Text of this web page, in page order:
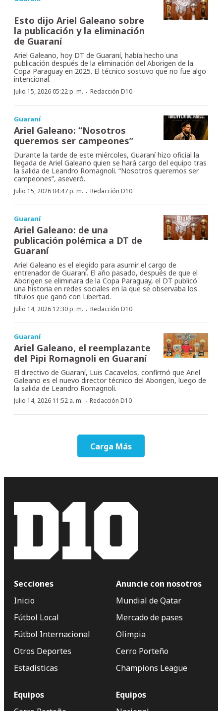
Esto dijo Ariel Galeano sobre
la publicación y la eliminación
de Guaraní
Ariel Galeano, hoy DT de Guaraní, había hecho una
publicación después de la eliminación del Aborigen de la
Copa Paraguay en 2025. El técnico sostuvo que no fue algo
intencional.
Julio 15, 2026 05:22 p. m. · Redacción D10
Guaraní
Ariel Galeano: “Nosotros
queremos ser campeones”
Durante la tarde de este miércoles, Guaraní hizo oficial la
llegada de Ariel Galeano quien se hará cargo del equipo tras
la salida de Leandro Romagnoli. “Nosotros queremos ser
campeones”, aseveró.
Julio 15, 2026 04:47 p. m. · Redacción D10
Guaraní
Ariel Galeano: de una
publicación polémica a DT de
Guaraní
Ariel Galeano es el elegido para asumir el cargo de
entrenador de Guaraní. El año pasado, después de que el
Aborigen se eliminara de la Copa Paraguay, el DT publicó
una historia en redes sociales en la que se observaba los
títulos que ganó con Libertad.
Julio 14, 2026 12:30 p. m. · Redacción D10
Guaraní
Ariel Galeano, el reemplazante
del Pipi Romagnoli en Guaraní
El directivo de Guaraní, Luis Cacavelos, confirmó que Ariel
Galeano es el nuevo director técnico del Aborigen, luego de
la salida de Leandro Romagnoli.
Julio 14, 2026 11:52 a. m. · Redacción D10
Carga Más
Secciones
Inicio
Fútbol Local
Fútbol Internacional
Otros Deportes
Estadísticas
Anuncie con nosotros
Mundial de Qatar
Mercado de pases
Olimpia
Cerro Porteño
Champions League
Equipos
Equipos